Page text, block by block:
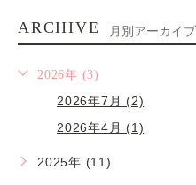
ARCHIVE 月別アーカイブ
2026年 (3)
2026年7月 (2)
2026年4月 (1)
2025年 (11)